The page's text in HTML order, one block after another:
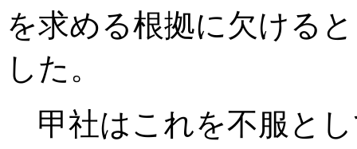
を求める根拠に欠ける
した。
甲社はこれを不服と